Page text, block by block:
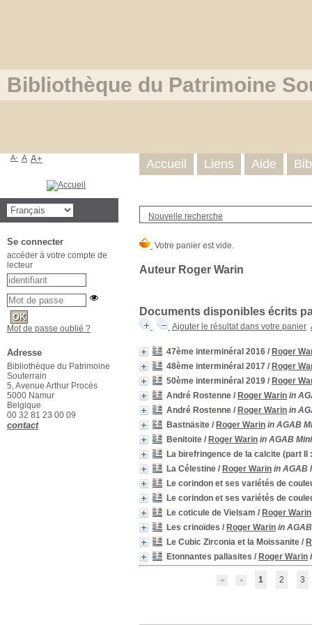
Bibliothèque du Patrimoine
Nouvelle recherche
Auteur Roger Warin
Documents disponibles écrits
Ajouter le résultat dans votre panier
47ème interminéral 2016 / Roger
48ème interminéral 2017 / Roger
50ème interminéral 2019 / Roger
André Rostenne / Roger Warin in
André Rostenne / Roger Warin in
Bastnäsite / Roger Warin in AGAB
Benitoite / Roger Warin in AGAB
La birefringence de la calcite (part II
La Célestine / Roger Warin in AGAB
Le corindon et ses variétés de
Le corindon et ses variétés de
Le coticule de Vielsam / Roger Warin
Les crinoïdes / Roger Warin in
Le Cubic Zirconia et la Moissanite /
Etonnantes pallasites / Roger Warin
1 2 3
Accueil Liens Aide
A- A A+
Se connecter
accéder à votre compte de
lecteur
Mot de passe oublié ?
Adresse
Bibliothèque du Patrimoine
Souterrain
5, Avenue Arthur Procès
5000 Namur
Belgique
00 32 81 23 00 09
contact